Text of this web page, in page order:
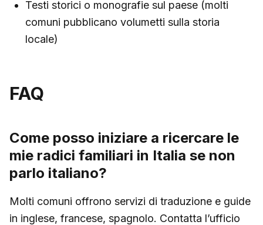
Testi storici o monografie sul paese (molti
comuni pubblicano volumetti sulla storia
locale)
FAQ
Come posso iniziare a ricercare le
mie radici familiari in Italia se non
parlo italiano?
Molti comuni offrono servizi di traduzione e guide
in inglese, francese, spagnolo. Contatta l’ufficio